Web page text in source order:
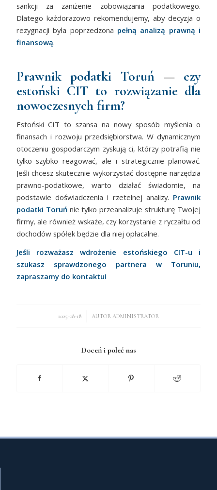
sankcji za zaniżenie zobowiązania podatkowego.
Dlatego każdorazowo rekomendujemy, aby decyzja o
rezygnacji była poprzedzona pełną analizą prawną i
finansową.
Prawnik podatki Toruń — czy
estoński CIT to rozwiązanie dla
nowoczesnych firm?
Estoński CIT to szansa na nowy sposób myślenia o
finansach i rozwoju przedsiębiorstwa. W dynamicznym
otoczeniu gospodarczym zyskują ci, którzy potrafią nie
tylko szybko reagować, ale i strategicznie planować.
Jeśli chcesz skutecznie wykorzystać dostępne narzędzia
prawno-podatkowe, warto działać świadomie, na
podstawie doświadczenia i rzetelnej analizy. Prawnik
podatki Toruńnie tylko przeanalizuje strukturę Twojej
firmy, ale również wskaże, czy korzystanie z ryczałtu od
dochodów spółek będzie dla niej opłacalne.
Jeśli rozważasz wdrożenie estońskiego CIT-u i
szukasz sprawdzonego partnera w Toruniu,
zapraszamy do kontaktu!
2025-08-18 AUTOR ADMINISTRATOR
Doceń i poleć nas